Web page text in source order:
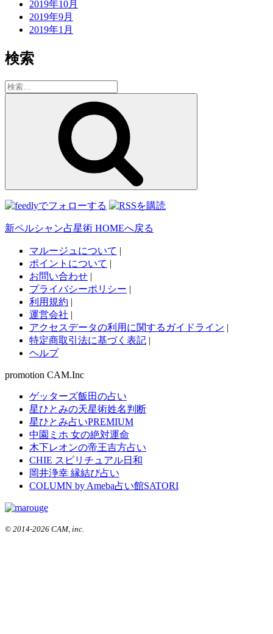
2019年10月
2019年9月
2019年1月
検索
検
索:
新ペルシャン占星術 HOMEへ戻る
マルージュについて |
ポイントについて |
お問い合わせ |
プライバシーポリシー |
利用規約 |
運営会社 |
アクセスデータの利用に関するガイドライン |
特定商取引法に基づく表記 |
ヘルプ
promotion CAM.Inc
ゲッターズ飯田の占い
星ひとみの天星術姓名判断
星ひとみ占いPREMIUM
中園ミホ 女の絶対運命
木下レオンの帝王吉方占い
CHIE スピリチュアル日和
岡井浄幸 縁結び占い
COLUMN by Ameba占い館SATORI
© 2014-2026 CAM, inc.